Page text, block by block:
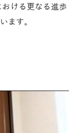
ける更なる進歩
ます。